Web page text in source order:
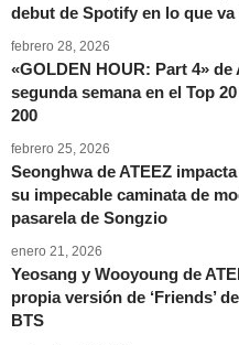
debut de Spotify en lo que va
febrero 28, 2026
«GOLDEN HOUR: Part 4» de
segunda semana en el Top
200
febrero 25, 2026
Seonghwa de ATEEZ
su impecable caminata de
pasarela de Songzio
enero 21, 2026
Yeosang y Wooyoung de
propia versión de ‘Friends’
BTS